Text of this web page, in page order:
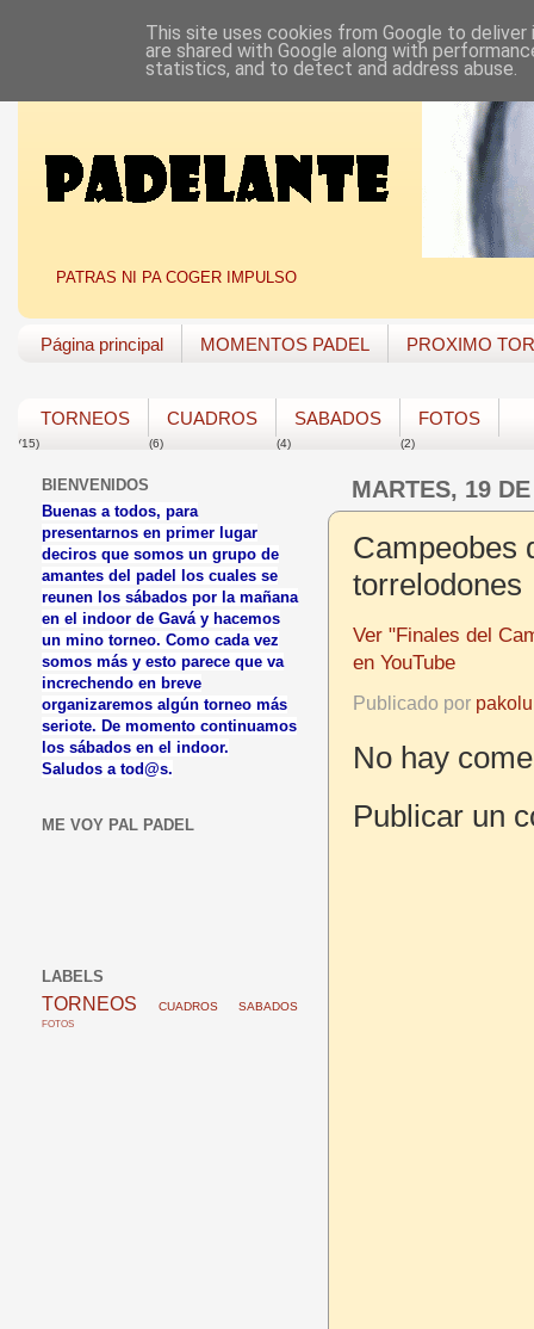
PATRAS NI PA COGER IMPULSO
Página principal MOMENTOS PADEL PROXIMO
TORNEOS
(15)
CUADROS
(6)
SABADOS
(4)
FOTOS
(2)
MARTES, 19
Campeobes
torrelodones
Ver "Finales del
en YouTube
Publicado por
No hay
Publicar un
BIENVENIDOS
Buenas a todos, para
presentarnos en primer lugar
deciros que somos un grupo de
amantes del padel los cuales se
reunen los sábados por la mañana
en el indoor de Gavá y hacemos
un mino torneo. Como cada vez
somos más y esto parece que va
increchendo en breve
organizaremos algún torneo más
seriote. De momento continuamos
los sábados en el indoor.
Saludos a tod@s.
ME VOY PAL PADEL
LABELS
TORNEOS CUADROS SABADOS
FOTOS
This site uses cookies from Google to
are shared with Google along with
statistics, and to detect and address abuse.